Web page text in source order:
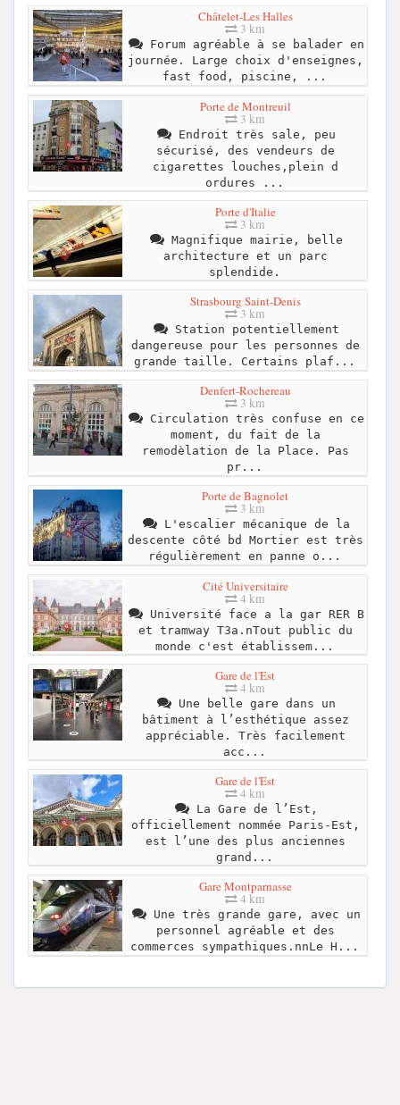
Châtelet-Les Halles
3 km
Forum agréable à se balader en
journée. Large choix d'enseignes,
fast food, piscine, ...
Porte de Montreuil
3 km
Endroit très sale, peu
sécurisé, des vendeurs de
cigarettes louches,plein d
ordures ...
Porte d'Italie
3 km
Magnifique mairie, belle
architecture et un parc
splendide.
Strasbourg Saint-Denis
3 km
Station potentiellement
dangereuse pour les personnes de
grande taille. Certains plaf...
Denfert-Rochereau
3 km
Circulation très confuse en ce
moment, du fait de la
remodèlation de la Place. Pas
pr...
Porte de Bagnolet
3 km
L'escalier mécanique de la
descente côté bd Mortier est très
régulièrement en panne o...
Cité Universitaire
4 km
Université face a la gar RER B
et tramway T3a.nTout public du
monde c'est établissem...
Gare de l'Est
4 km
Une belle gare dans un
bâtiment à l’esthétique assez
appréciable. Très facilement
acc...
Gare de l'Est
4 km
La Gare de l’Est,
officiellement nommée Paris-Est,
est l’une des plus anciennes
grand...
Gare Montparnasse
4 km
Une très grande gare, avec un
personnel agréable et des
commerces sympathiques.nnLe H...